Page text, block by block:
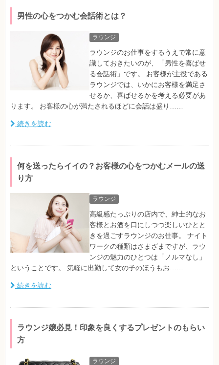
男性の心をつかむ会話術とは？
ラウンジ
ラウンジのお仕事をするうえで常に意
識しておきたいのが、「男性を喜ばせ
る会話術」です。 お客様が主役である
ラウンジでは、いかにお客様を満足さ
せるか、喜ばせるかを考える必要があ
ります。 お客様の心が満たされるほどに会話は盛り……
続きを読む
何を送ったらイイの？お客様の心をつかむメールの送
り方
ラウンジ
高級感たっぷりの店内で、紳士的なお
客様とお酒を口にしつつ楽しいひとと
きを過ごすラウンジのお仕事。 ナイト
ワークの種類はさまざまですが、ラウ
ンジの魅力のひとつは「ノルマなし」
ということです。 気軽に出勤して女の子のほうもお……
続きを読む
ラウンジ嬢必見！印象を良くするプレゼントのもらい
方
ラウンジ